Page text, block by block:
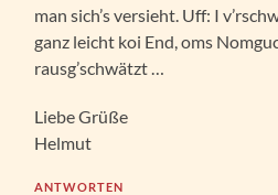
man sich’s versieht. Uff: I
ganz leicht koi End, oms
rausg’schwätzt …
Liebe Grüße
Helmut
ANTWORTEN